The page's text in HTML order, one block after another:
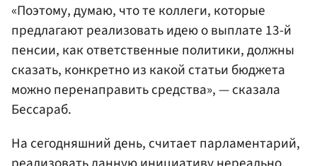
«Поэтому, думаю, что те коллеги, которые
предлагают реализовать идею о выплате 13-й
пенсии, как ответственные политики, должны
сказать, конкретно из какой статьи бюджета
можно перенаправить средства», — сказала
Бессараб.
На сегодняшний день, считает парламентарий,